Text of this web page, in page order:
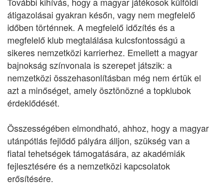
átigazolásai gyakran későn, vagy nem megfelelő
időben történnek. A megfelelő időzítés és a
megfelelő klub megtalálása kulcsfontosságú a
sikeres nemzetközi karrierhez. Emellett a magyar
bajnokság színvonala is szerepet játszik: a
nemzetközi összehasonlításban még nem értük el
azt a minőséget, amely ösztönözné a topklubok
érdeklődését.
Összességében elmondható, ahhoz, hogy a magyar
utánpótlás fejlődő pályára álljon, szükség van a
fiatal tehetségek támogatására, az akadémiák
fejlesztésére és a nemzetközi kapcsolatok
erősítésére.